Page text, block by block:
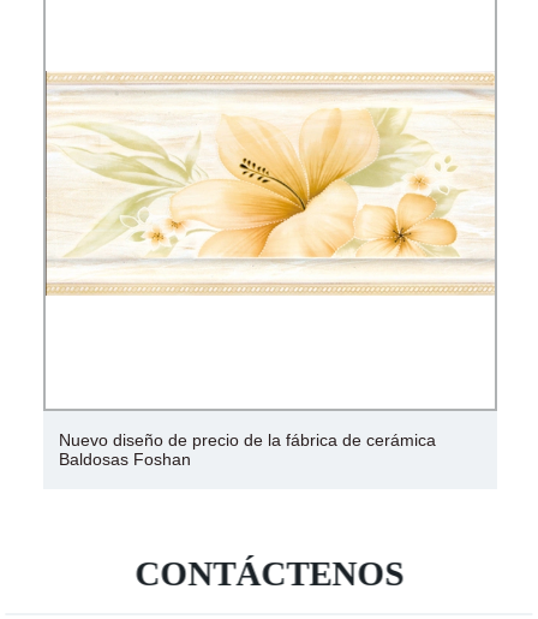
Lavabo de cerámica para baño de nuevo diseño 2021
CONTÁCTENOS